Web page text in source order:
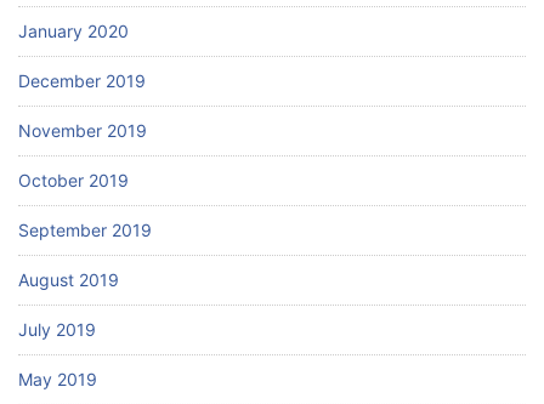
January 2020
December 2019
November 2019
October 2019
September 2019
August 2019
July 2019
May 2019